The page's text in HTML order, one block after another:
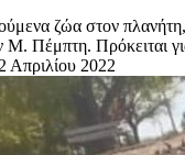
ζώα στον
Πέμπτη. Πρόκειται
Απριλίου 2022